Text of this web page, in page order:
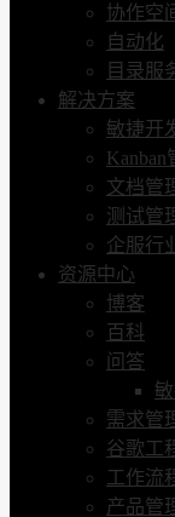
协作空
自动化
目录服
解决方案
敏捷开
文档管
测试管
企服行
资源中心
博客
百科
问答
需求管
谷歌工
工作流
产品管